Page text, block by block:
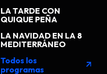
LA TARDE CON
QUIQUE PEÑA
LA NAVIDAD EN LA 8
MEDITERRÁNEO
Todos los
programas
arrow_outward